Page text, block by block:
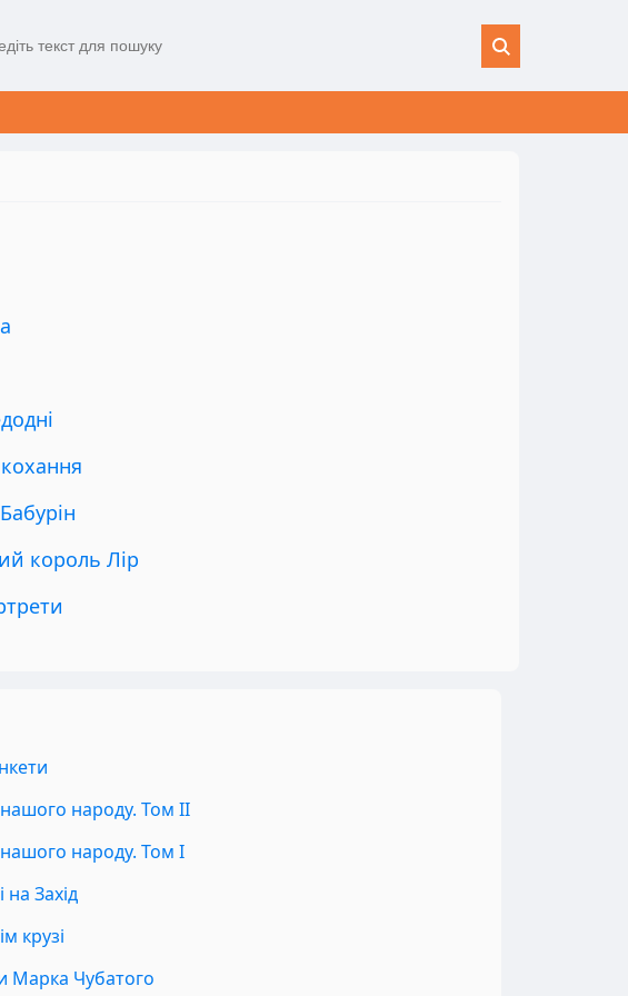
король Лір
народу. Том II
народу. Том I
на Захід
крузі
Марка Чубатого